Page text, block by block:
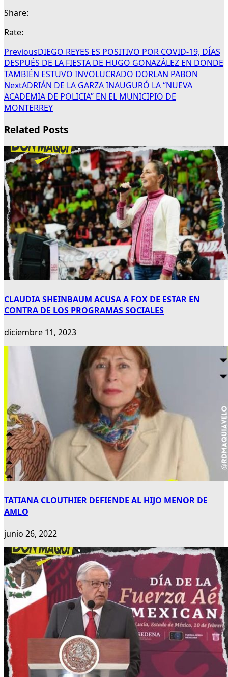
Share:
Rate:
PreviousDIEGO REYES ES POSITIVO POR COVID-19, DÍAS
DESPUÉS DE LA FIESTA DE HUGO GONAZÁLEZ EN DONDE
TAMBIÉN ESTUVO INVOLUCRADO DORLAN PABON
NextADRIÁN DE LA GARZA INAUGURÓ LA “NUEVA
ACADEMIA DE POLICIA” EN EL MUNICIPIO DE
MONTERREY
Related Posts
CLAUDIA SHEINBAUM ACUSA A FOX DE ESTAR EN
CONTRA DE LOS PROGRAMAS SOCIALES
diciembre 11, 2023
TATIANA CLOUTHIER DEFIENDE AL HIJO MENOR DE
AMLO
junio 26, 2022